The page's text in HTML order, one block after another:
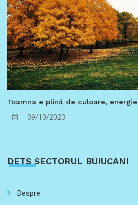
Toamna e plină de culoare,
09/10/2023
DETS SECTORUL BUIUCANI
Despre